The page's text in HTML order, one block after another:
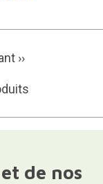
››
de nos